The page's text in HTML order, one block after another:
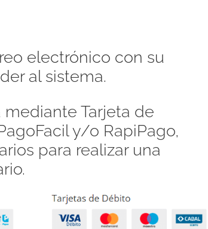
electrónico con su
al sistema.
Tarjeta de
y/o RapiPago,
para realizar una